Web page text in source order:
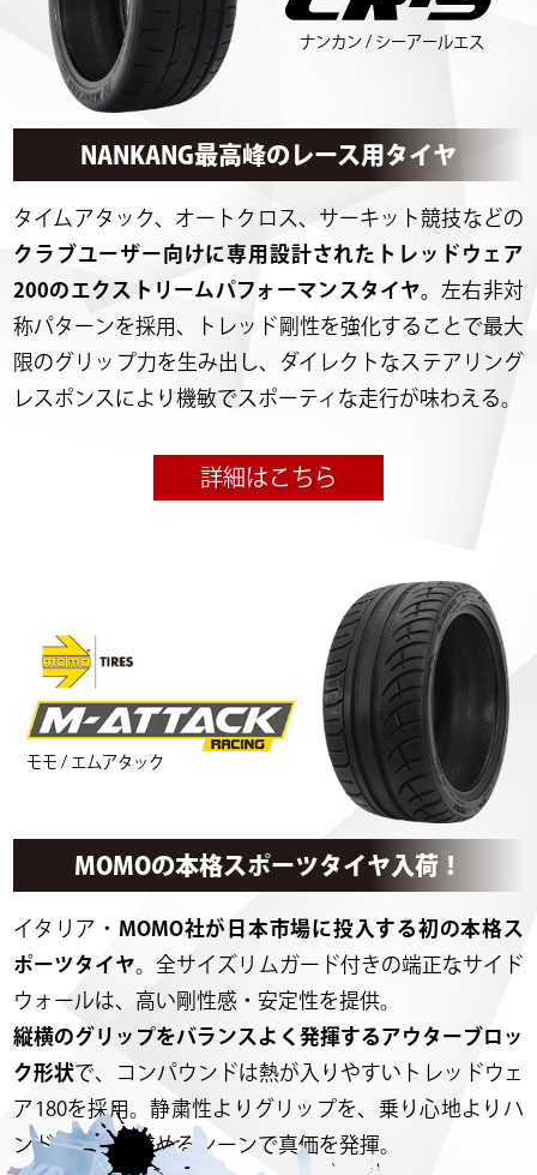
ナンカン / シーアールエス
NANKANG最高峰のレース用タイヤ
タイムアタック、オートクロス、サーキット競技などの
クラブユーザー向けに専用設計されたトレッドウェア
200のエクストリームパフォーマンスタイヤ。 左右非対
称パターンを採用、トレッド剛性を強化することで最大
限のグリップ力を生み出し、ダイレクトなステアリング
レスポンスにより機敏でスポーティな走行が味わえる。
詳細はこちら
モモ / エムアタック
MOMOの本格スポーツタイヤ入荷！
イタリア・ MOMO社が日本市場に投入する初の本格ス
ポーツタイヤ。全サイズリムガード付きの端正なサイド
ウォールは、高い剛性感・安定性を提供。
縦横のグリップをバランスよく発揮するアウターブロッ
ク形状で、コンパウンドは熱が入りやすいトレッドウェ
ア180を採用。静粛性よりグリップを、乗り心地よりハ
ンドリングを求めるシーンで真価を発揮。